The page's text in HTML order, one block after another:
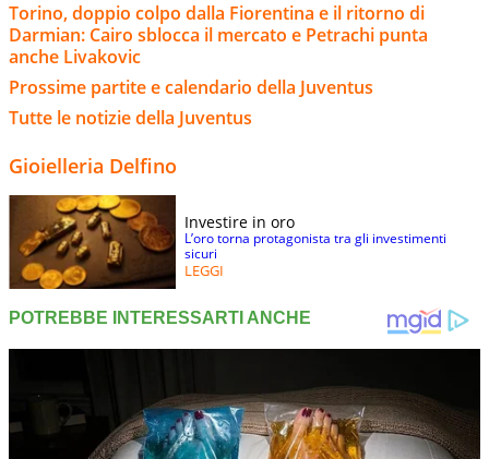
Torino, doppio colpo dalla Fiorentina e il ritorno di
Darmian: Cairo sblocca il mercato e Petrachi punta
anche Livakovic
Prossime partite e calendario della Juventus
Tutte le notizie della Juventus
Gioielleria Delfino
Investire in oro
L’oro torna protagonista tra gli investimenti
sicuri
LEGGI